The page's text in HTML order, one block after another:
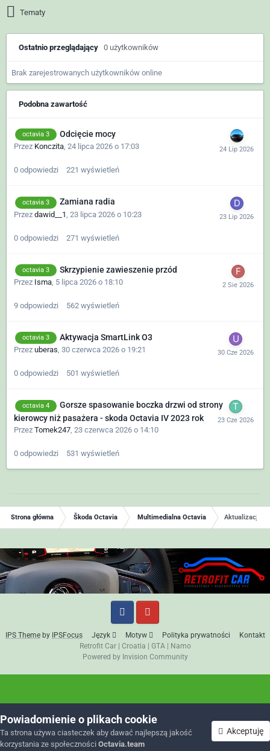
Tematy
Ostatnio przeglądający 0 użytkowników
Brak zarejestrowanych użytkowników online
Podobna zawartość
octavia 3 Odcięcie mocy
Przez Konczita, 24 lipca 2026 o 17:03
0 odpowiedzi 221 wyświetleń
octavia 3 Zamiana radia
Przez dawid__1 23 lipca 2026 o 10:23
0 odpowiedzi 271 wyświetleń
octavia 3 Skrzypienie zawieszenie przód
Przez Isma, 5 lipca 2026 o 18:10
9 odpowiedzi 562 wyświetleń
octavia 3 Aktywacja SmartLink O3
Przez uberas, 30 czerwca 2026 o 19:21
0 odpowiedzi 501 wyświetleń
octavia 4
Gorsze spasowanie boczka drzwi od strony
kierowcy niż pasażera - skoda Octavia IV 2023 rok
Przez Tomek247 23 czerwca 2026 o 14:10
0 odpowiedzi 531 wyświetleń
Strona główna Škoda Octavia Multimedialna Octavia Aktualizacja
IPS Themeby IPSFocus Język Motyw Polityka prywatności
Kontakt
Retrofit Car| Croatia GTA|
Namo
Powered by Invision Community
Powiadomienie o plikach cookie
Ta strona używa ciasteczek aby dawać najlepszą jakość
korzystania ze społeczności Octavia.team
Akceptuję
Forum Nieprzeczytane Zaloguj się